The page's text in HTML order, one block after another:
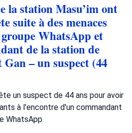
la station Masu’im ont
suite à des menaces
WhatsApp et
de la station de
– un suspect (44
un suspect de 44 ans pour avoir
à l'encontre d'un commandant
WhatsApp.